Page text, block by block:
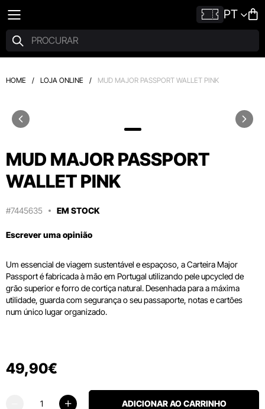
PT
HOME / LOJA ONLINE / MUD MAJOR PASSPORT WALLET PINK
MUD MAJOR PASSPORT
WALLET PINK
#7445635 EM STOCK
Escrever uma opinião
Um essencial de viagem sustentável e espaçoso, a Carteira Major
Passport é fabricada à mão em Portugal utilizando pele upcycled de
grão superior e forro de cortiça natural. Desenhada para a máxima
utilidade, guarda com segurança o seu passaporte, notas e cartões
num único lugar organizado.
49,90€
ADICIONAR AO CARRINHO